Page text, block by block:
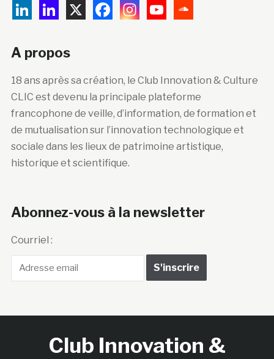
A propos
18 ans après sa création, le Club Innovation & Culture
CLIC est devenu la principale plateforme
francophone de veille, d’information, de formation et
de mutualisation sur l’innovation technologique et
sociale dans les lieux de patrimoine artistique,
historique et scientifique.
Abonnez-vous à la newsletter
Courriel :
Club Innovation &